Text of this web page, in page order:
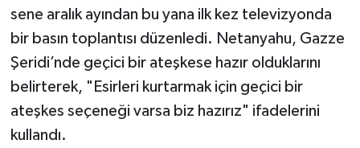
sene aralık ayından bu yana ilk kez televizyonda
bir basın toplantısı düzenledi. Netanyahu, Gazze
Şeridi’nde geçici bir ateşkese hazır olduklarını
belirterek, "Esirleri kurtarmak için geçici bir
ateşkes seçeneği varsa biz hazırız" ifadelerini
kullandı.
BÖLGE
TÜRKİYE
DÜNYA